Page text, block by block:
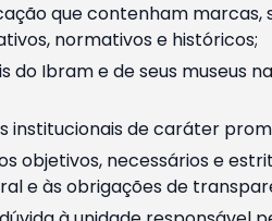
que contenham
normativos e históricos;
Ibram e de seus museus
institucionais de caráter
objetivos, necessários e
e às obrigações de